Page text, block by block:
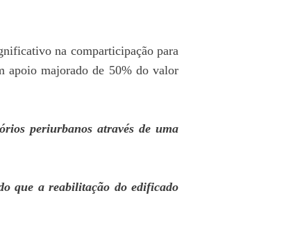
na comparticipação para
apoio majorado de 50% do valor
periurbanos através de uma
que a reabilitação do edificado